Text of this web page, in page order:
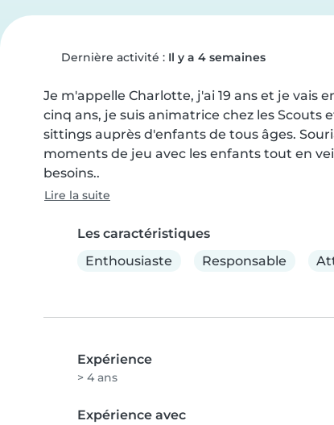
Dernière activité : Il y a 4 semaines
Je m'appelle Charlotte, j'ai 19 ans et je vais
cinq ans, je suis animatrice chez les Scouts
sittings auprès d'enfants de tous âges.
moments de jeu avec les enfants tout en
besoins..
Lire la suite
Les caractéristiques
Enthousiaste
Responsable
Expérience
> 4 ans
Expérience avec